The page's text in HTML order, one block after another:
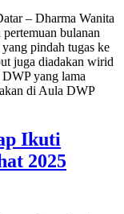
– Dharma Wanita
bulanan
pindah tugas ke
juga diadakan wirid
yang lama
di Aula DWP
Ikuti
2025